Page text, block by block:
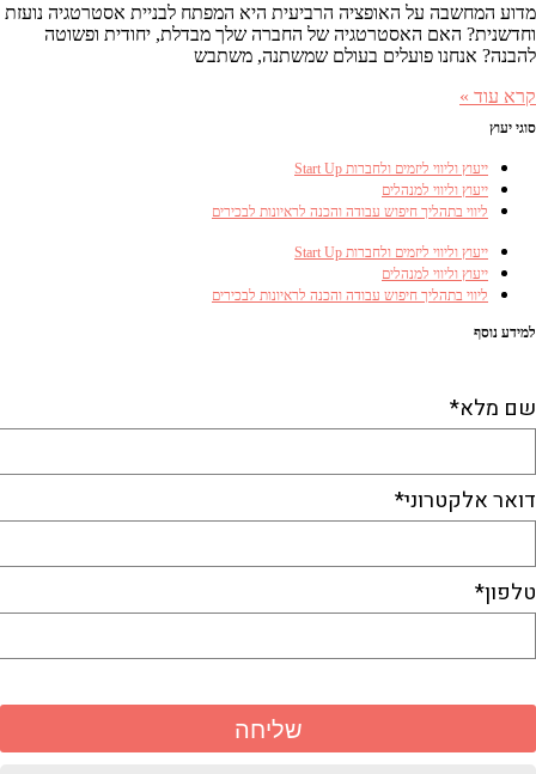
מדוע המחשבה על האופציה הרביעית היא המפתח לבניית אסטרטגיה נועזת
וחדשנית? האם האסטרטגיה של החברה שלך מבדלת, יחודית ופשוטה
להבנה? אנחנו פועלים בעולם שמשתנה, משתבש
קרא עוד »
סוגי יעוץ
ייעוץ וליווי ליזמים ולחברות Start Up
ייעוץ וליווי למנהלים
ליווי בתהליך חיפוש עבודה והכנה לראיונות לבכירים
ייעוץ וליווי ליזמים ולחברות Start Up
ייעוץ וליווי למנהלים
ליווי בתהליך חיפוש עבודה והכנה לראיונות לבכירים
למידע נוסף
שם מלא*
דואר אלקטרוני*
טלפון*